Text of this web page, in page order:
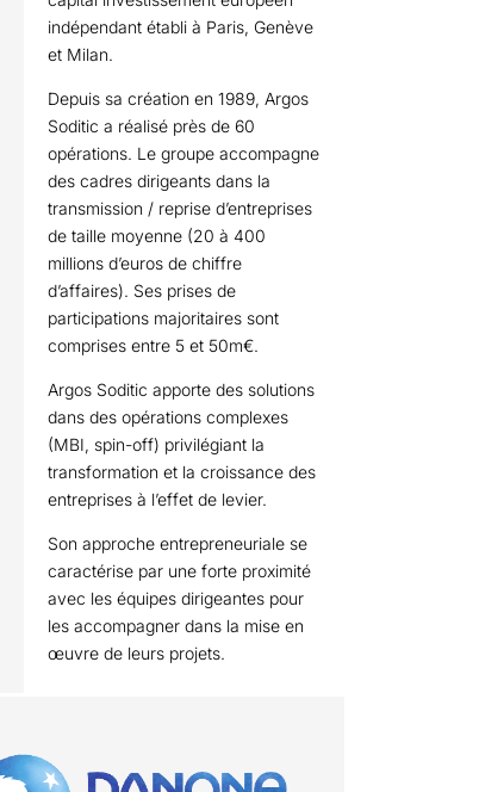
indépendant établi à Paris, Genève
et Milan.
Depuis sa création en 1989, Argos
Soditic a réalisé près de 60
opérations. Le groupe accompagne
des cadres dirigeants dans la
transmission / reprise d’entreprises
de taille moyenne (20 à 400
millions d’euros de chiffre
d’affaires). Ses prises de
participations majoritaires sont
comprises entre 5 et 50m€.
Argos Soditic apporte des solutions
dans des opérations complexes
(MBI, spin-off) privilégiant la
transformation et la croissance des
entreprises à l’effet de levier.
Son approche entrepreneuriale se
caractérise par une forte proximité
avec les équipes dirigeantes pour
les accompagner dans la mise en
œuvre de leurs projets.